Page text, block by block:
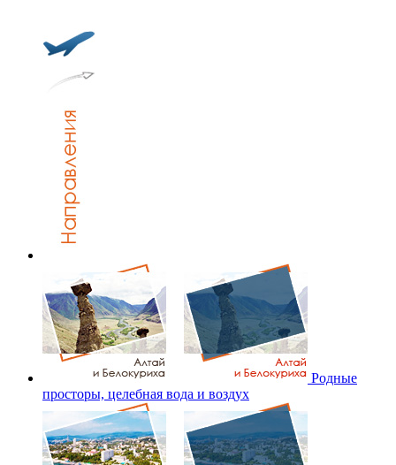
Родные
просторы, целебная вода и воздух